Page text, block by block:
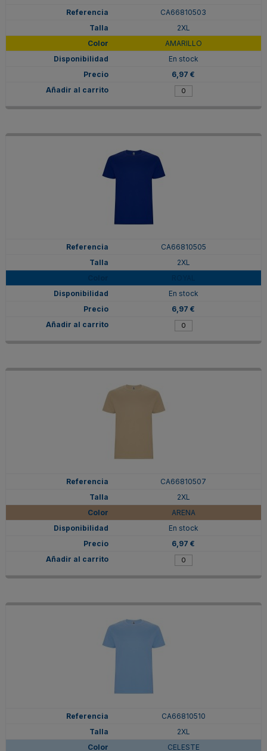
CA66810503
2XL
AMARILLO
En stock
6,97 €
CA66810505
2XL
En stock
6,97 €
CA66810507
2XL
ARENA
En stock
6,97 €
CA66810510
2XL
CELESTE